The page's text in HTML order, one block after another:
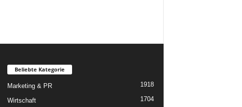
Beliebte Kategorie
Marketing & PR 1918
Wirtschaft 1704